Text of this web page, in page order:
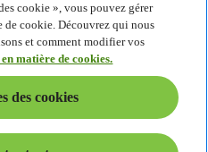
cookie », vous pouvez gérer
de cookie. Découvrez qui nous
et comment modifier vos
matière de cookies.
des cookies